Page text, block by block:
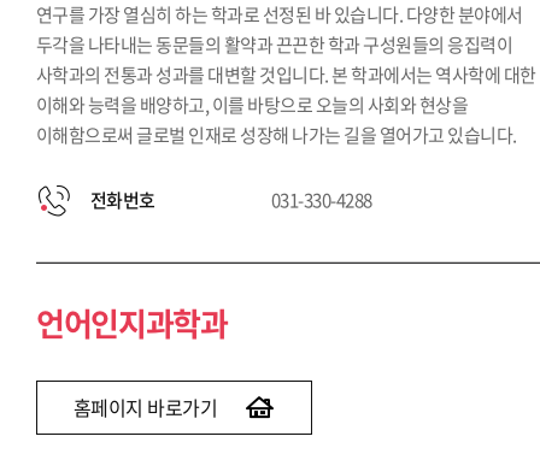
연구를 가장 열심히 하는 학과로 선정된 바 있습니다. 다양한 분야에서
두각을 나타내는 동문들의 활약과 끈끈한 학과 구성원들의 응집력이
사학과의 전통과 성과를 대변할 것입니다. 본 학과에서는 역사학에 대한
이해와 능력을 배양하고, 이를 바탕으로 오늘의 사회와 현상을
이해함으로써 글로벌 인재로 성장해 나가는 길을 열어가고 있습니다.
전화번호 031-330-4288
언어인지과학과
홈페이지 바로가기